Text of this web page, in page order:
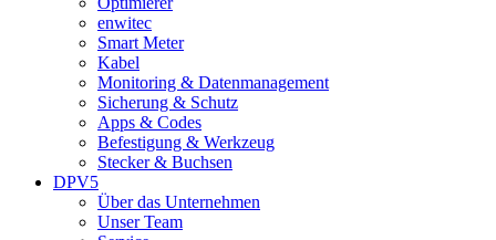
enwitec
Smart Meter
Kabel
Monitoring & Datenmanagement
Sicherung & Schutz
Apps & Codes
Befestigung & Werkzeug
Stecker & Buchsen
DPV5
Über das Unternehmen
Unser Team